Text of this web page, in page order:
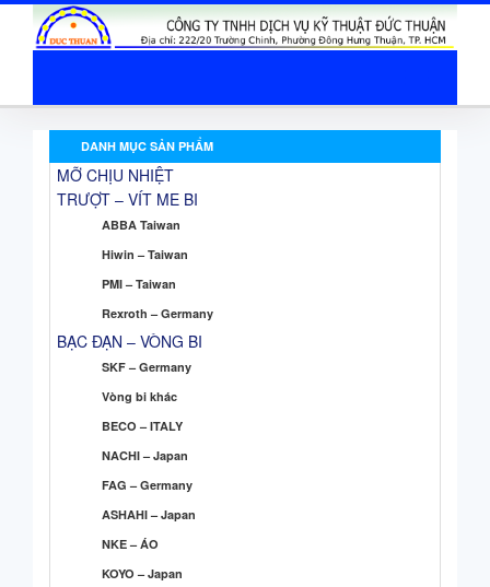
DANH MỤC SẢN PHẨM
MỠ CHỊU NHIỆT
TRƯỢT – VÍT ME BI
ABBA Taiwan
Hiwin – Taiwan
PMI – Taiwan
Rexroth – Germany
BẠC ĐẠN – VÒNG BI
SKF – Germany
Vòng bi khác
BECO – ITALY
NACHI – Japan
FAG – Germany
ASHAHI – Japan
NKE – ÁO
KOYO – Japan